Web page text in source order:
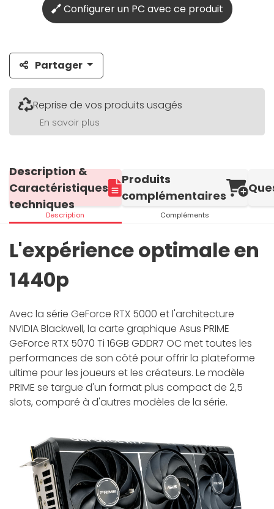
Configurer un PC avec ce produit
Partager
Reprise de vos produits usagés
En savoir plus
Description &
Caractéristiques
techniques
Description
Produits
complémentaires
Compléments
L'expérience optimale en
1440p
Avec la série GeForce RTX 5000 et l'architecture
NVIDIA Blackwell, la carte graphique Asus PRIME
GeForce RTX 5070 Ti 16GB GDDR7 OC met toutes les
performances de son côté pour offrir la plateforme
ultime pour les joueurs et les créateurs. Le modèle
PRIME se targue d'un format plus compact de 2,5
slots, comparé à d'autres modèles de la série.